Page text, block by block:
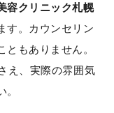
容クリニック札幌
す。カウンセリン
もありません。
え、実際の雰囲気